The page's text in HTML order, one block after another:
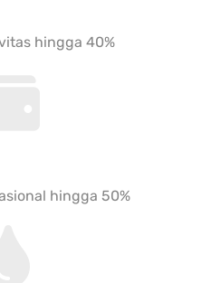
hingga 40%
hingga 50%